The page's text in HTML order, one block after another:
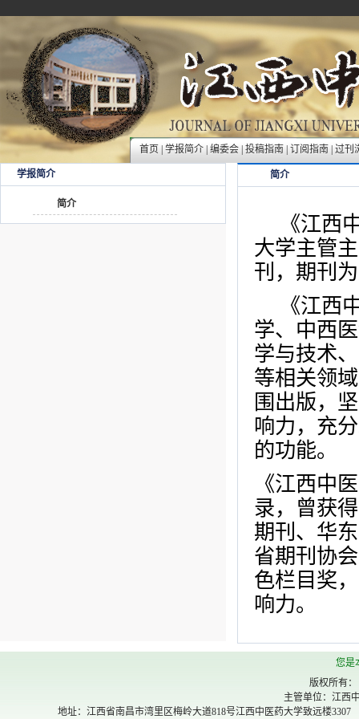
首页 学报简介 编委会 投稿指南 订阅指南 过刊
学报简介
简介
简介
《江西
大学主管
刊，期刊
《江西
学、中西
学与技术
等相关领
围出版，
响力，充
的功能。
《江西中
录，曾获
期刊、华
省期刊协
色栏目奖
响力。
您是
版权所有
主管单位：江西
地址：江西省南昌市湾里区梅岭大道818号江西中医药大学致远楼3307